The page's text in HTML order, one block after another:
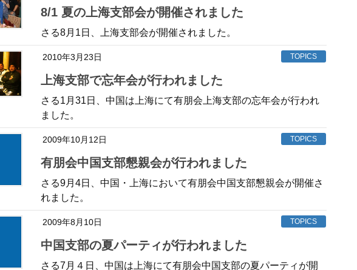
8/1 夏の上海支部会が開催されました
さる8月1日、上海支部会が開催されました。
2010年3月23日 TOPICS
上海支部で忘年会が行われました
さる1月31日、中国は上海にて有朋会上海支部の忘年会が行われ
ました。
2009年10月12日 TOPICS
有朋会中国支部懇親会が行われました
さる9月4日、中国・上海において有朋会中国支部懇親会が開催さ
れました。
2009年8月10日 TOPICS
中国支部の夏パーティが行われました
さる7月４日、中国は上海にて有朋会中国支部の夏パーティが開